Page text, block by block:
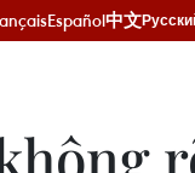
Español中文